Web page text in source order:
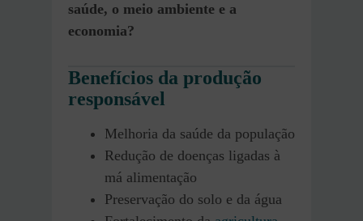
saúde, o meio ambiente e a
economia?
Benefícios da produção
responsável
Melhoria da saúde da população
Redução de doenças ligadas à
má alimentação
Preservação do solo e da água